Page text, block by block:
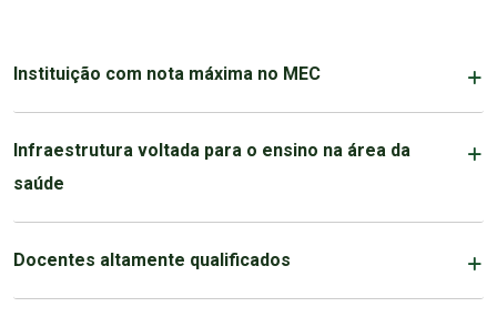
Instituição com nota máxima no MEC
Infraestrutura voltada para o ensino na área da
saúde
Docentes altamente qualificados